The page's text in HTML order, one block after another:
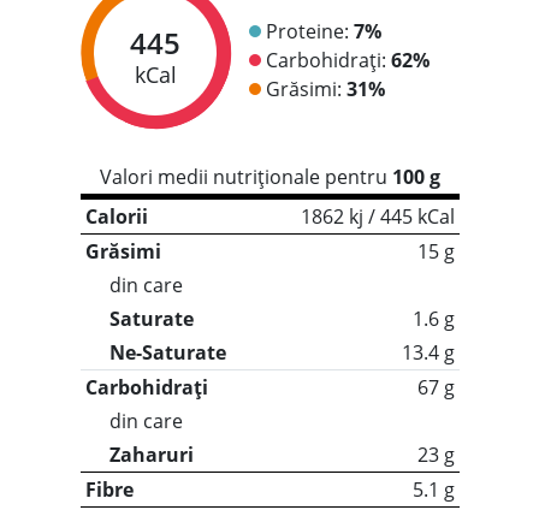
445
kCal
Proteine: 7%
Carbohidrați: 62%
Grăsimi: 31%
Valori medii nutriționale pentru 100 g
Calorii
1862 kj / 445 kCal
Grăsimi
15 g
din care
Saturate
1.6 g
Ne-Saturate
13.4 g
Carbohidrați
67 g
din care
Zaharuri
23 g
Fibre
5.1 g